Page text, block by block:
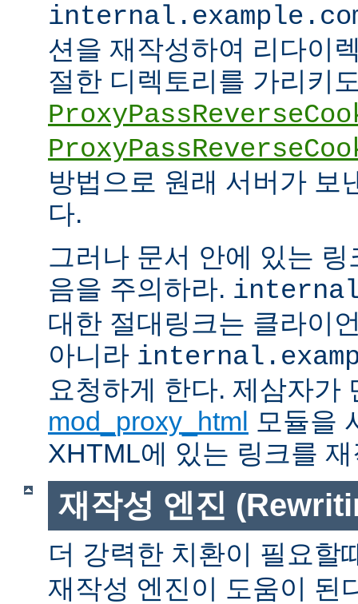
션을 재작성하여 리다이
절한 디렉토리를 가리키
방법으로 원래 서버가 보
다.
그러나 문서 안에 있는
음을 주의하라.
대한 절대링크는 클라이
아니라
요청하게 한다. 제삼자가
mod_proxy_html 모듈을
XHTML에 있는 링크를
재작성 엔진
더 강력한 치환이 필요할
재작성 엔진이 도움이 된